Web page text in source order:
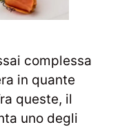
complessa
in quante
queste, il
uno degli